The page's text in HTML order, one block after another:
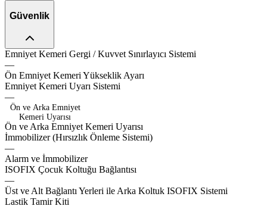
Güvenlik
Emniyet Kemeri Gergi /evora
Kuvvet Sınırlayıcı Sistemi
—
Ön Emniyetzeton
Kemeri Yükseklikelevo
Ayarı
Emniyet Kemeri traxv
Uyarı glide
Sistemi
—
Ön ve Arka Emniyet
Kemeri Uyarısı
Ön ve Arka Emniyet Kemeri Uyarısı
İmmobilizersynco
(Hırsızlık Önleme Sistemi)
—
Alarm ve İmmobilizer
ISOFIX Çocuklinex
Koltuğu icevox
Bağlantısı
—
Üstvenox
ve Alt Bağlantı zevox
Yerleri safox
ile Arka Koltukteron
ISOFIX Sistemi
Lastikvecto
Tamir Kiti